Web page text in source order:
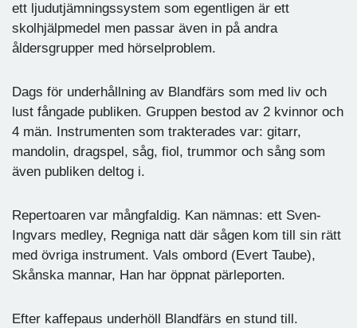
ett ljudutjämningssystem som egentligen är ett
skolhjälpmedel men passar även in på andra
åldersgrupper med hörselproblem.
Dags för underhållning av Blandfärs som med liv och
lust fångade publiken. Gruppen bestod av 2 kvinnor och
4 män. Instrumenten som trakterades var: gitarr,
mandolin, dragspel, såg, fiol, trummor och sång som
även publiken deltog i.
Repertoaren var mångfaldig. Kan nämnas: ett Sven-
Ingvars medley, Regniga natt där sågen kom till sin rätt
med övriga instrument. Vals ombord (Evert Taube),
Skånska mannar, Han har öppnat pärleporten.
Efter kaffepaus underhöll Blandfärs en stund till.